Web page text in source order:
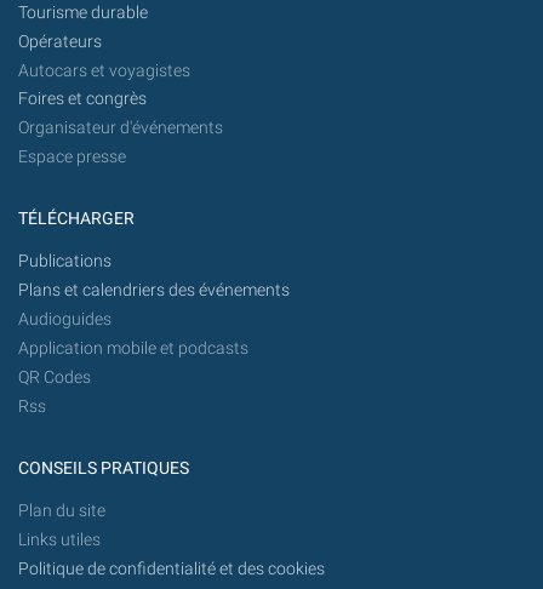
Tourisme durable
Opérateurs
Autocars et voyagistes
Foires et congrès
Organisateur d'événements
Espace presse
TÉLÉCHARGER
Publications
Plans et calendriers des événements
Audioguides
Application mobile et podcasts
QR Codes
Rss
CONSEILS PRATIQUES
Plan du site
Links utiles
Politique de confidentialité et des cookies